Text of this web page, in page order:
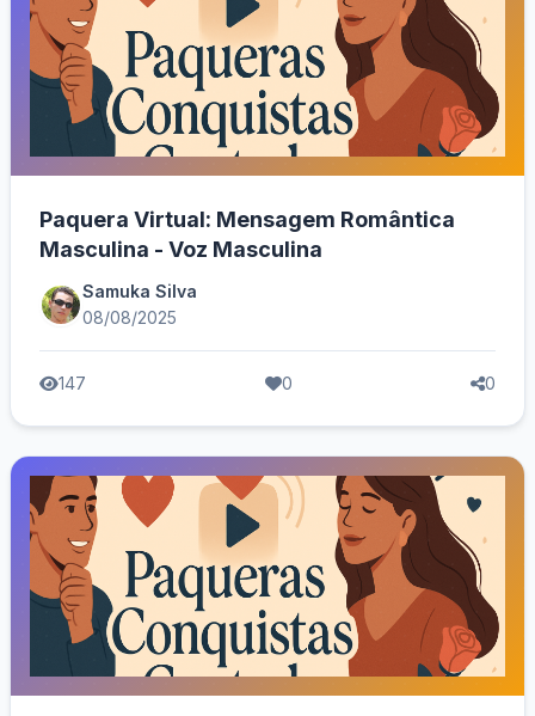
Paquera Virtual: Mensagem Romântica
Masculina - Voz Masculina
Samuka Silva
08/08/2025
147 0 0